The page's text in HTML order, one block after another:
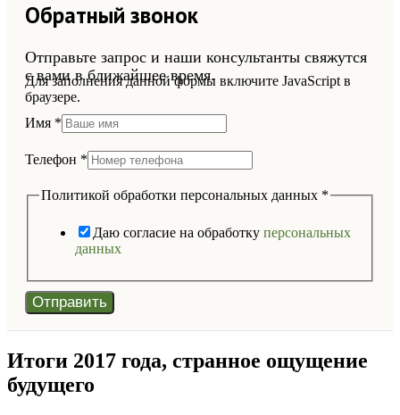
Обратный звонок
Отправьте запрос и наши консультанты свяжутся
с вами в ближайшее время.
Для заполнения данной формы включите JavaScript в
браузере.
Имя *
Телефон *
Политикой обработки персональных данных *
Даю согласие на обработку персональных
данных
Отправить
Итоги 2017 года, странное ощущение
будущего